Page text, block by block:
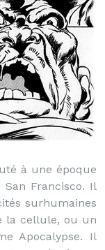
à une époque
Francisco. Il
surhumaines
la cellule, ou un
Apocalypse. Il